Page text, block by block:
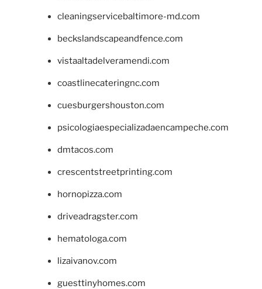
cleaningservicebaltimore-md.com
beckslandscapeandfence.com
vistaaltadelveramendi.com
coastlinecateringnc.com
cuesburgershouston.com
psicologiaespecializadaencampeche.com
dmtacos.com
crescentstreetprinting.com
hornopizza.com
driveadragster.com
hematologa.com
lizaivanov.com
guesttinyhomes.com